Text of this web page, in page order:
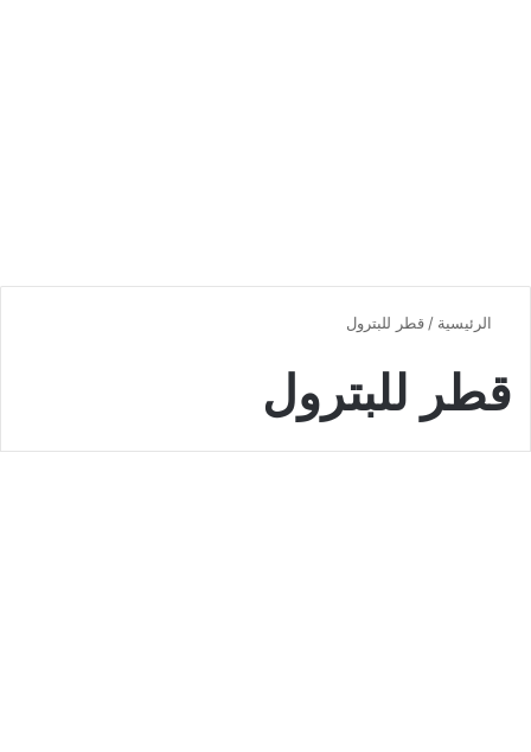
الرئيسية / قطر للبترول
قطر للبترول